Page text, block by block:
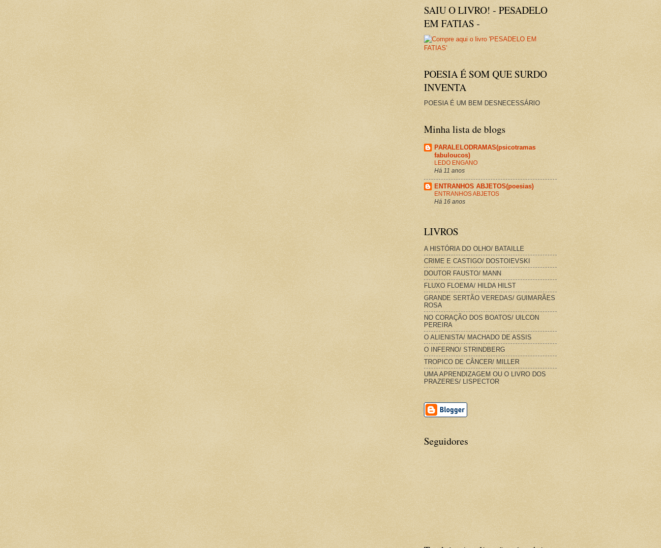
SAIU O LIVRO! - PESADELO
EM FATIAS -
POESIA É SOM QUE SURDO
INVENTA
POESIA É UM BEM DESNECESSÁRIO
Minha lista de blogs
PARALELODRAMAS(psicotramas
fabuloucos)
LEDO ENGANO
Há 11 anos
ENTRANHOS ABJETOS(poesias)
ENTRANHOS ABJETOS
Há 16 anos
LIVROS
A HISTÓRIA DO OLHO/ BATAILLE
CRIME E CASTIGO/ DOSTOIEVSKI
DOUTOR FAUSTO/ MANN
FLUXO FLOEMA/ HILDA HILST
GRANDE SERTÃO VEREDAS/ GUIMARÃES
ROSA
NO CORAÇÃO DOS BOATOS/ UILCON
PEREIRA
O ALIENISTA/ MACHADO DE ASSIS
O INFERNO/ STRINDBERG
TROPICO DE CÂNCER/ MILLER
UMA APRENDIZAGEM OU O LIVRO DOS
PRAZERES/ LISPECTOR
Seguidores